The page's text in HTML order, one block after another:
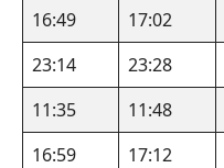
16:49
17:02
23:14
23:28
11:35
11:48
16:59
17:12